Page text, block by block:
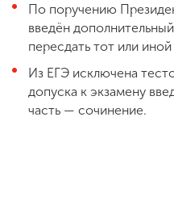
По поручению
введён
пересдать тот или
Из ЕГЭ исключена
допуска к экзамену
часть — сочинение.